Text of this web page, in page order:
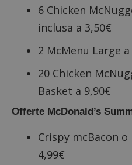
6 Chicken
inclusa a 3,50€
2 McMenu Large
20 Chicken
Basket a 9,90€
Offerte McDonald’s
Crispy mcBacon o
4,99€